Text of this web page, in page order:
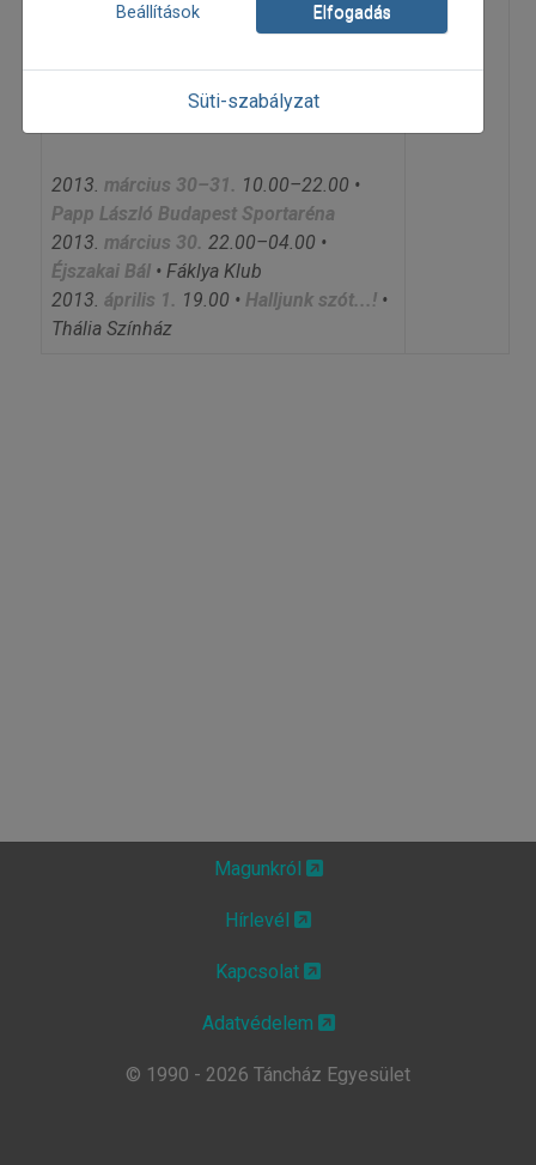
2013. március 30–31. 10.00–22.00 •
Papp László Budapest Sportaréna
2013. március 30. 22.00–04.00 •
Éjszakai Bál• Fáklya Klub
2013. április 1. 19.00 • Halljunk szót...!•
Thália Színház
Beállítások Elfogadás
Süti-szabályzat
Magunkról
Hírlevél
Kapcsolat
Adatvédelem
© 1990 - 2026 Táncház Egyesület